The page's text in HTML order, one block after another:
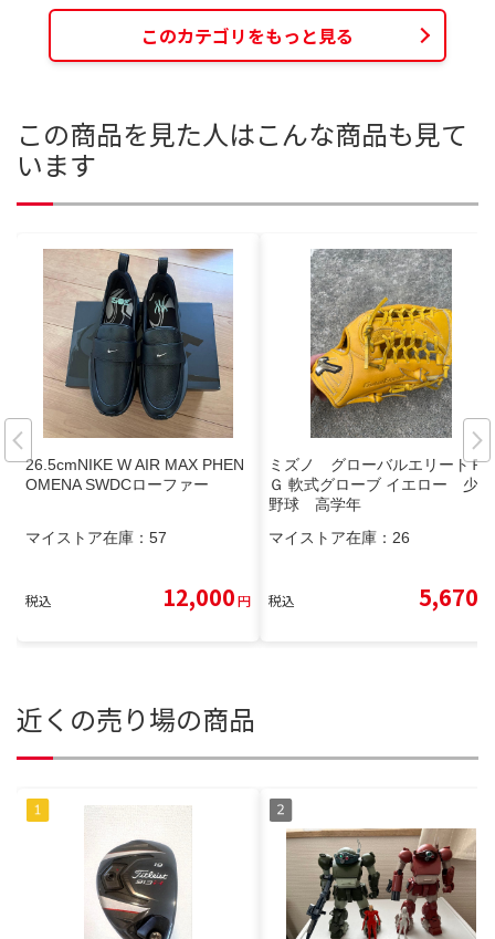
このカテゴリをもっと見る
この商品を見た人はこんな商品も見て
います
26.5cmNIKE W AIR MAX PHEN
OMENA SWDCローファー
マイストア在庫： 57
税込 12,000円
ミズノ グローバルエリートＲ
Ｇ 軟式グローブ イエロー 少年
野球 高学年
マイストア在庫： 26
税込 5,670
近くの売り場の商品